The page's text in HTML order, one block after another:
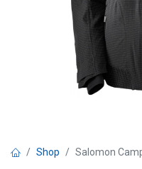
Shop Salomon